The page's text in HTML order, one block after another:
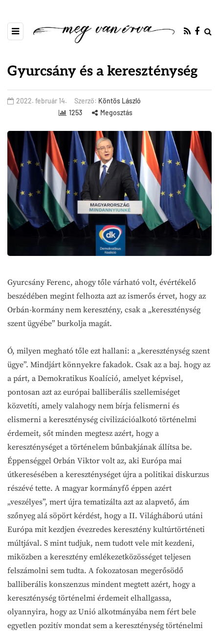
Gyurcsány és a kereszténység
2022. február 14. Szerző: Köntös László
1253
Megosztás
Gyurcsány Ferenc, ahogy tőle várható volt, évértékelő
beszédében megint felhozta azt az ismerős érvet, hogy az
Orbán-kormány nem keresztény, csak a „kereszténység
szent ügyébe” burkolja magát.
Ó, milyen megható tőle ezt hallani: a „kereszténység szent
ügye”. Mindjárt könnyekre fakadok. Csak az a baj. hogy az
a párt, a Demokratikus Koalíció, amelyet képvisel,
pontosan azt az európai balliberális szellemiséget
közvetíti, amely valahogy nem bírja felismerni és
elismerni a kereszténység civilizációalkotó történelmi
érdemeit, sőt minden megtesz azért, hogy a
kereszténységet a történelem bűnbakjának állítsa be.
Éppenséggel Orbán Viktor volt az, aki Európa mai
útkeresésében a kereszténységet újra a politikai diskurzus
részévé tette. A magyar kormányfő éppen azért
„veszélyes”, mert újra tematizálta azt az alapvető, ám
szőnyeg alá söpört kérdést, hogy a II. Világháború utáni
Európa mit kezdjen évezredes keresztény kultúrtörténeti
múltjával. S mint tudjuk, nem tudott vele mit kezdeni,
miközben a keresztény emlékezetközösséget teljesen
felszámolni sem tudta. A fokozatosan megerősödő
balliberális konszenzus mindent megtett azért, hogy a
kereszténység történelmi érdemeit elhallgassa,
olyannyira, hogy az Unió alkotmányába nem fért bele
egyetlen pozitív mondat sem a kereszténység történelmi